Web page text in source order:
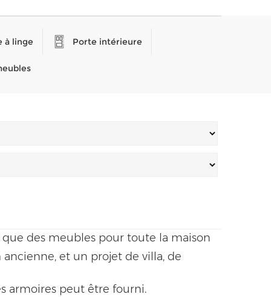
à linge Porte intérieure
que des meubles pour toute la maison
et un projet de villa, de
armoires peut être fourni.